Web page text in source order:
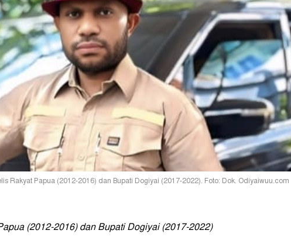
Rakyat Papua (2012-2016) dan Bupati Dogiyai (2017-2022). Foto: Dok. Odiyaiwuu.com
(2012-2016) dan Bupati Dogiyai (2017-2022)